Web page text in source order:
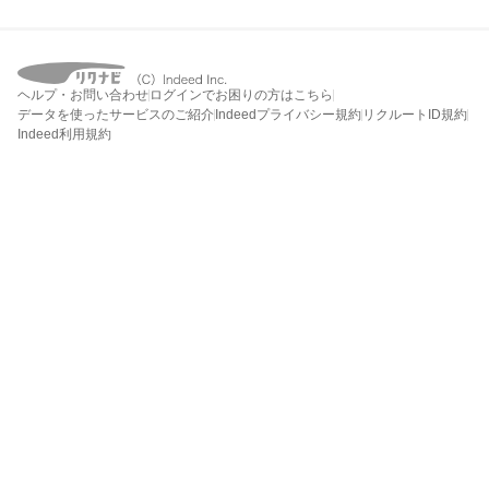
ヘルプ・お問い合わせ ログインでお困りの方はこちら
データを使ったサービスのご紹介 Indeedプライバシー規約 リクルートID規約
Indeed利用規約